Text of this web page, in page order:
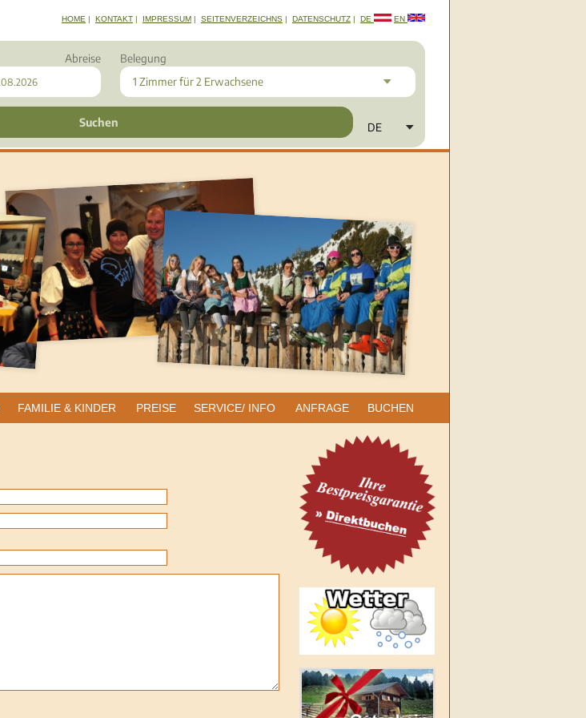
HOME | KONTAKT | IMPRESSUM | SEITENVERZEICHNS | DATENSCHUTZ | DE EN
Abreise
Belegung
1 Zimmerfür2 Erwachsene
Suchen DE
FAMILIE & KINDER PREISE SERVICE/ INFO ANFRAGE BUCHEN